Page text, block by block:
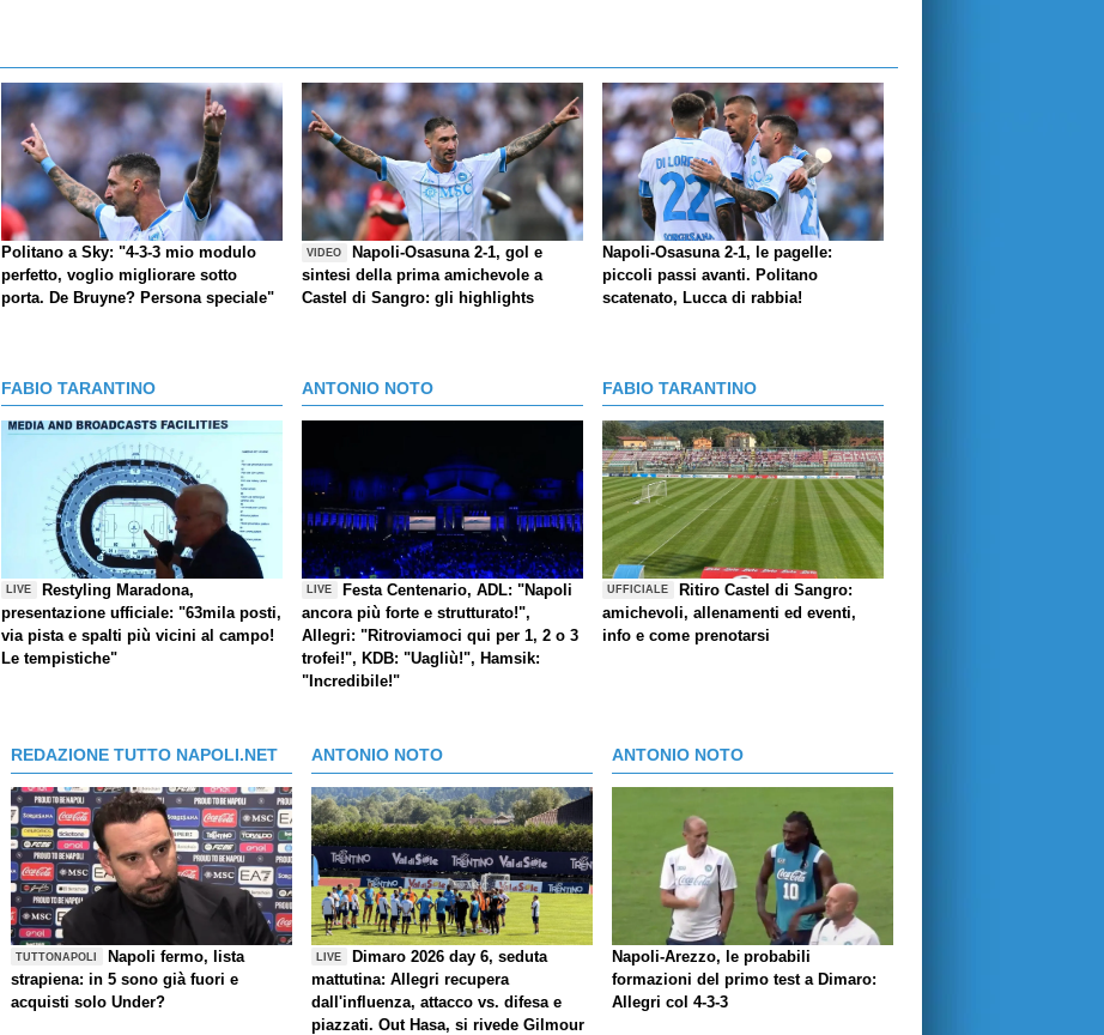
Politano a Sky: "4-3-3 mio modulo
perfetto, voglio migliorare sotto
porta. De Bruyne? Persona speciale"
VIDEO
Napoli-Osasuna 2-1, gol e
sintesi della prima amichevole a
Castel di Sangro: gli highlights
Napoli-Osasuna 2-1, le pagelle:
piccoli passi avanti. Politano
scatenato, Lucca di rabbia!
FABIO TARANTINO
LIVE
Restyling Maradona,
presentazione ufficiale: "63mila posti,
via pista e spalti più vicini al campo!
Le tempistiche"
ANTONIO NOTO
LIVE
Festa Centenario, ADL: "Napoli
ancora più forte e strutturato!",
Allegri: "Ritroviamoci qui per 1, 2 o 3
trofei!", KDB: "Uagliù!", Hamsik:
"Incredibile!"
FABIO TARANTINO
UFFICIALE
Ritiro Castel di Sangro:
amichevoli, allenamenti ed eventi,
info e come prenotarsi
REDAZIONE TUTTO NAPOLI.NET
TUTTONAPOLI
Napoli fermo, lista
strapiena: in 5 sono già fuori e
acquisti solo Under?
ANTONIO NOTO
LIVE
Dimaro 2026 day 6, seduta
mattutina: Allegri recupera
dall'influenza, attacco vs. difesa e
piazzati. Out Hasa, si rivede Gilmour
ANTONIO NOTO
Napoli-Arezzo, le probabili
formazioni del primo test a Dimaro:
Allegri col 4-3-3